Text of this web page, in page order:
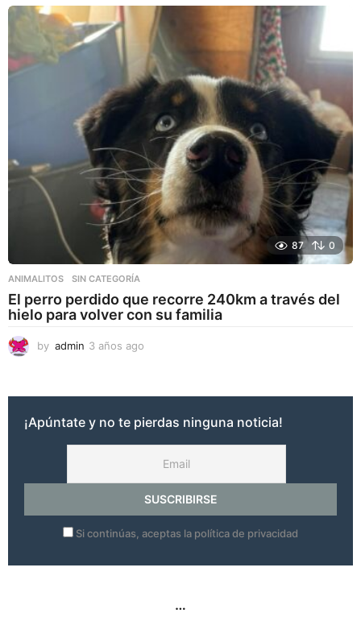
ñ
a
g
o
87 0
ANIMALITOS ,SIN CATEGORÍA
El perro perdido que recorre 240km a través del
hielo para volver con su familia
by admin 3 años ago
a
¡Apúntate y no te pierdas ninguna noticia!
Si continúas, aceptas la política de privacidad
…